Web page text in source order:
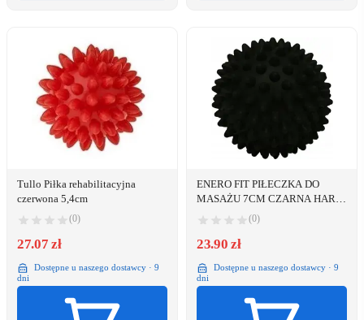
Tullo Piłka rehabilitacyjna
czerwona 5,4cm
(0)
27.07 zł
Dostępne u naszego dostawcy · 9
dni
ENERO FIT PIŁECZKA DO
MASAŻU 7CM CZARNA HARD
(0)
23.90 zł
Dostępne u naszego dostawcy · 9
dni